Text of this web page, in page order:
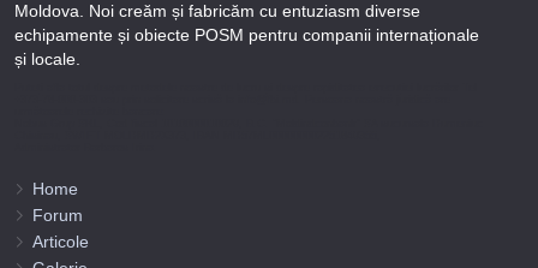
Moldova. Noi creăm și fabricăm cu entuziasm diverse
echipamente și obiecte POSM pentru companii internaționale
și locale.
Home
Forum
Articole